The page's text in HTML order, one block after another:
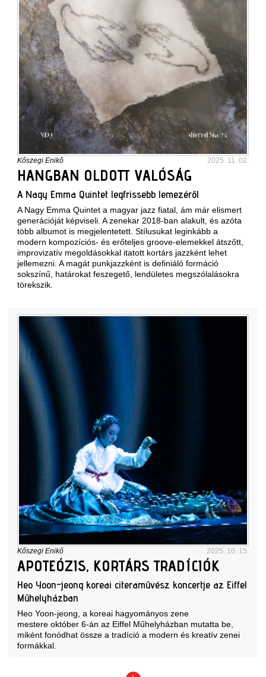
Kőszegi Enikő 2025. 11. 02.
HANGBAN OLDOTT VALÓSÁG
A Nagy Emma Quintet legfrissebb lemezéről
A Nagy Emma Quintet a magyar jazz fiatal, ám már elismert
generációját képviseli. A zenekar 2018-ban alakult, és azóta
több albumot is megjelentetett. Stílusukat leginkább a
modern kompozíciós- és erőteljes groove-elemekkel átszőtt,
improvizatív megoldásokkal itatott kortárs jazzként lehet
jellemezni. A magát punkjazzként is definiáló formáció
sokszínű, határokat feszegető, lendületes megszólalásokra
törekszik.
Kőszegi Enikő 2025. 10. 15.
APOTEÓZIS, KORTÁRS TRADÍCIÓK
Heo Yoon-jeong koreai citeraművész koncertje az Eiffel
Műhelyházban
Heo Yoon-jeong, a koreai hagyományos zene
mestere október 6-án az Eiffel Műhelyházban mutatta be,
miként fonódhat össze a tradíció a modern és kreatív zenei
formákkal.